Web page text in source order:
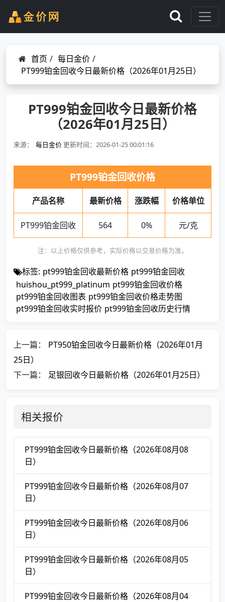
首页 / 每日金价 /
PT999铂金回收今日最新价格（2026年01月25日）
PT999铂金回收今日最新价格
（2026年01月25日）
来源： 每日金价 更新时间：2026-01-25 00:01:16
PT999铂金回收价格
产品名称 最新价格 涨跌幅 价格单位
PT999铂金回收 564 0% 元/克
注：以上价格仅供参考，实际价格以交易价格为准。
标签: pt999铂金回收最新价格 pt999铂金回收
huishou_pt999_platinum pt999铂金回收价格
pt999铂金回收图表 pt999铂金回收价格走势图
pt999铂金回收实时报价 pt999铂金回收历史行情
上一篇：
PT950铂金回收今日最新价格（2026年01月
25日）
下一篇：
足银回收今日最新价格（2026年01月25日）
相关报价
PT999铂金回收今日最新价格（2026年08月08
日）
PT999铂金回收今日最新价格（2026年08月07
日）
PT999铂金回收今日最新价格（2026年08月06
日）
PT999铂金回收今日最新价格（2026年08月05
日）
PT999铂金回收今日最新价格（2026年08月04